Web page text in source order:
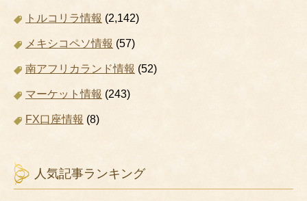
トルコリラ情報 (2,142)
メキシコペソ情報 (57)
南アフリカランド情報 (52)
マーケット情報 (243)
FX口座情報 (8)
人気記事ランキング